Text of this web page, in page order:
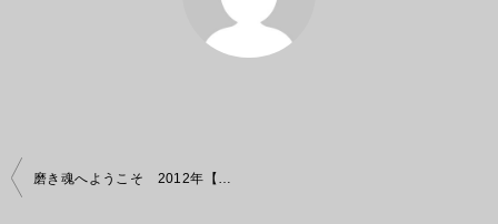
投
稿
磨き魂へようこそ 2012年【10月度】